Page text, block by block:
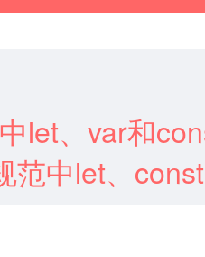
let、var和
范中let、